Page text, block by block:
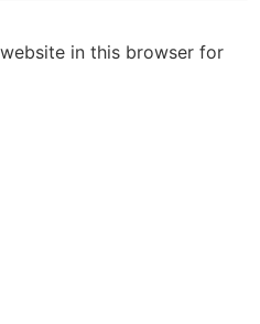
in this browser for